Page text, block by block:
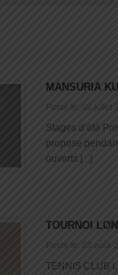
MANSURIA
Posté le: 02 juillet
Stages d’été
propose
ouverts [...]
TOURNOI
Posté le: 03 août
TENNIS CLUB